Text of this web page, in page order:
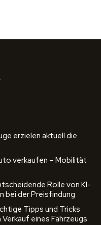
erzielen aktuell die
verkaufen – Mobilität
Rolle von KI-
der Preisfindung
Tipps und Tricks
eines Fahrzeugs